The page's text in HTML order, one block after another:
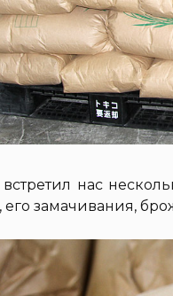
встретил нас
его замачивания,